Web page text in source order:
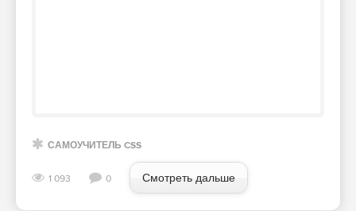
САМОУЧИТЕЛЬ CSS
1 093 0 Смотреть дальше